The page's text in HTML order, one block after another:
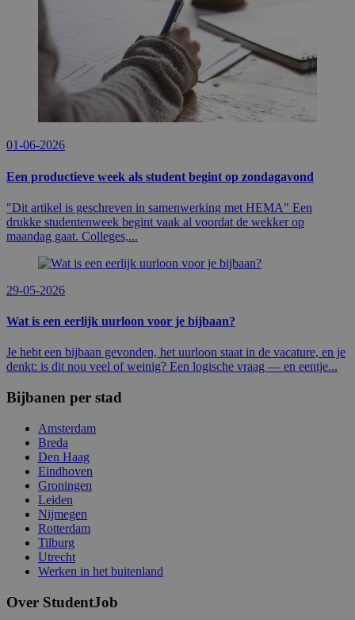
01-06-2026
Een productieve week als student begint op zondagavond
"Dit artikel is geschreven in samenwerking met HEMA" Een
drukke studentenweek begint vaak al voordat de wekker op
maandag gaat. Colleges,...
29-05-2026
Wat is een eerlijk uurloon voor je bijbaan?
Je hebt een bijbaan gevonden, het uurloon staat in de vacature, en je
denkt: is dit nou veel of weinig? Een logische vraag — en eentje...
Bijbanen per stad
Amsterdam
Breda
Den Haag
Eindhoven
Groningen
Leiden
Nijmegen
Rotterdam
Tilburg
Utrecht
Werken in het buitenland
Over StudentJob